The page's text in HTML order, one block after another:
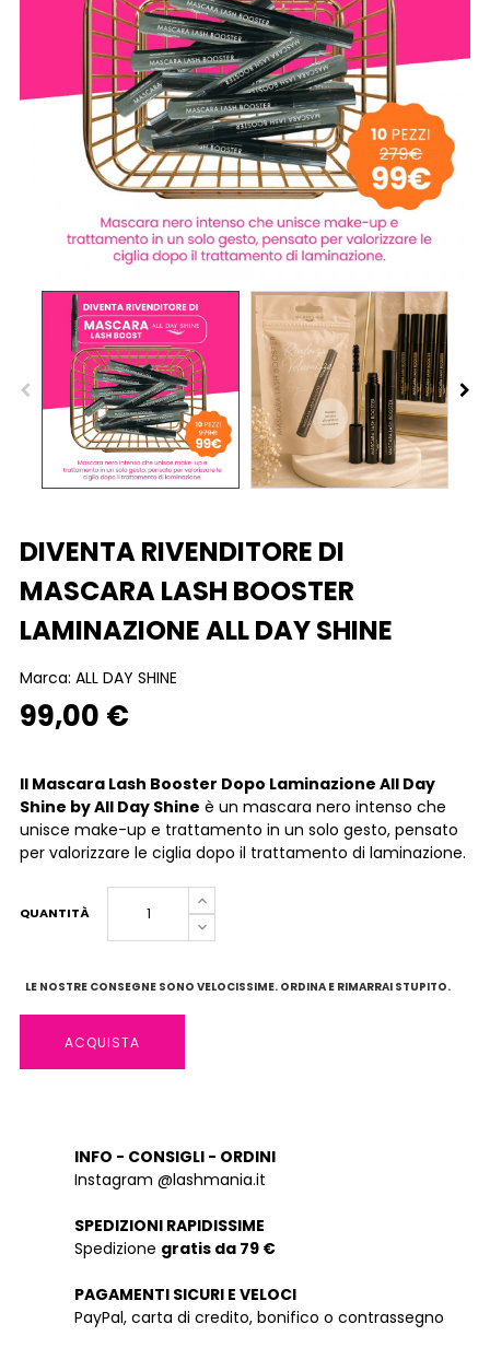
DIVENTA RIVENDITORE DI
MASCARA LASH BOOSTER
LAMINAZIONE ALL DAY SHINE
Marca: ALL DAY SHINE
99,00 €
Il Mascara Lash Booster Dopo Laminazione All Day
Shine by All Day Shine è un mascara nero intenso che
unisce make-up e trattamento in un solo gesto, pensato
per valorizzare le ciglia dopo il trattamento di laminazione.
QUANTITÀ
LE NOSTRE CONSEGNE SONO VELOCISSIME. ORDINA E RIMARRAI STUPITO.
ACQUISTA
INFO - CONSIGLI - ORDINI
Instagram @lashmania.it
SPEDIZIONI RAPIDISSIME
Spedizione gratis da 79 €
PAGAMENTI SICURI E VELOCI
PayPal, carta di credito, bonifico o contrassegno